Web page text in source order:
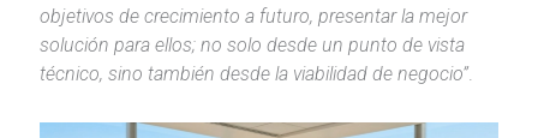
objetivos de crecimiento a futuro, presentar la mejor
solución para ellos; no solo desde un punto de vista
técnico, sino también desde la viabilidad de negocio”.